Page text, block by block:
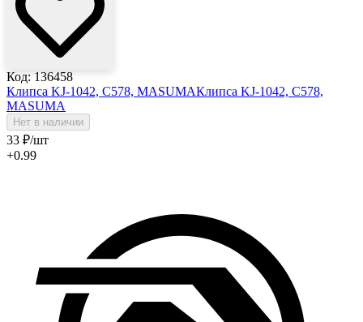
Код: 136458
Клипса KJ-1042, C578, MASUMAКлипса KJ-1042, C578,
MASUMA
Нет в наличии
33 ₽/шт
+0.99